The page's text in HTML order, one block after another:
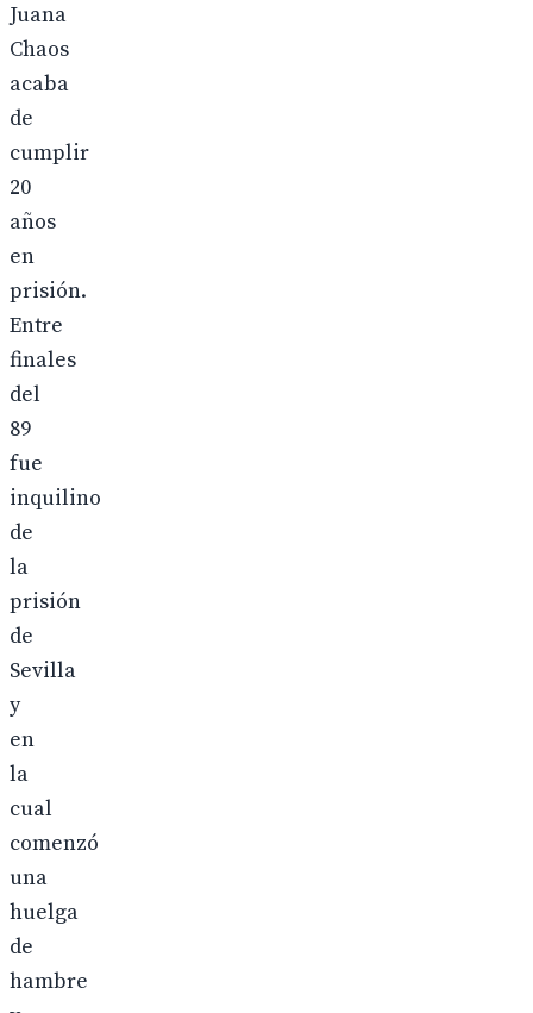
Juana
Chaos
acaba
de
cumplir
20
años
en
prisión.
Entre
finales
del
89
fue
inquilino
de
la
prisión
de
Sevilla
y
en
la
cual
comenzó
una
huelga
de
hambre